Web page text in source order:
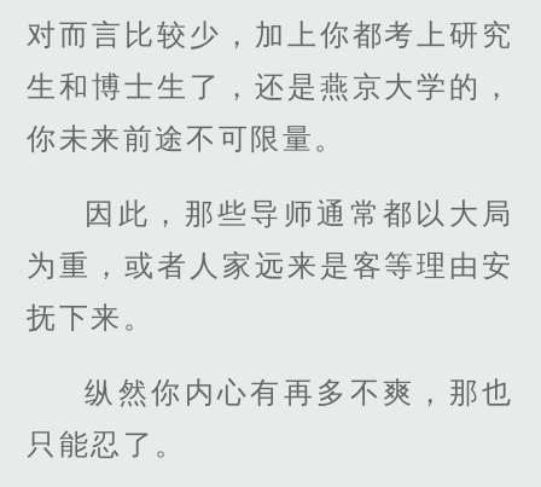
对而言比较少，加上你都考上研究
生和博士生了，还是燕京大学的，
你未来前途不可限量。
因此，那些导师通常都以大局
为重，或者人家远来是客等理由安
抚下来。
纵然你内心有再多不爽，那也
只能忍了。